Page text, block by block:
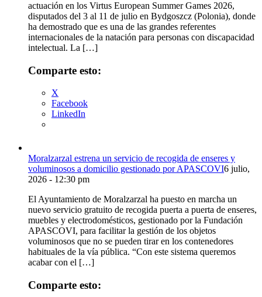
actuación en los Virtus European Summer Games 2026,
disputados del 3 al 11 de julio en Bydgoszcz (Polonia), donde
ha demostrado que es una de las grandes referentes
internacionales de la natación para personas con discapacidad
intelectual. La […]
Comparte esto:
X
Facebook
LinkedIn
Moralzarzal estrena un servicio de recogida de enseres y
voluminosos a domicilio gestionado por APASCOVI6 julio,
2026 - 12:30 pm
El Ayuntamiento de Moralzarzal ha puesto en marcha un
nuevo servicio gratuito de recogida puerta a puerta de enseres,
muebles y electrodomésticos, gestionado por la Fundación
APASCOVI, para facilitar la gestión de los objetos
voluminosos que no se pueden tirar en los contenedores
habituales de la vía pública. “Con este sistema queremos
acabar con el […]
Comparte esto: